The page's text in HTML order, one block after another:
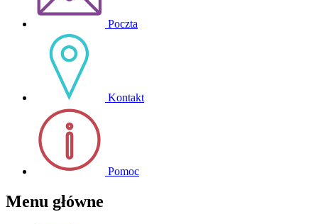
Poczta
Kontakt
Pomoc
Menu główne